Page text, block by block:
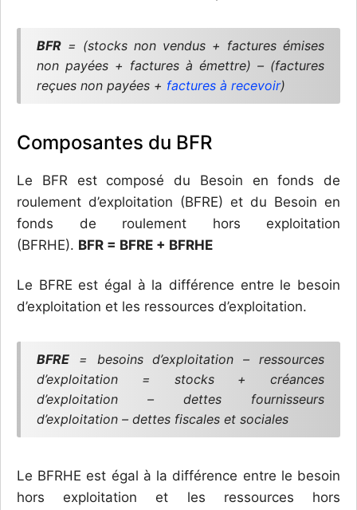
BFR = (stocks non vendus + factures émises
non payées + factures à émettre) – (factures
reçues non payées + factures à recevoir)
Composantes du BFR
Le BFR est composé du Besoin en fonds de
roulement d’exploitation (BFRE) et du Besoin en
fonds de roulement hors exploitation
(BFRHE). BFR = BFRE + BFRHE
Le BFRE est égal à la différence entre le besoin
d’exploitation et les ressources d’exploitation.
BFRE = besoins d’exploitation – ressources
d’exploitation = stocks + créances
d’exploitation – dettes fournisseurs
d’exploitation – dettes fiscales et sociales
Le BFRHE est égal à la différence entre le besoin
hors exploitation et les ressources hors